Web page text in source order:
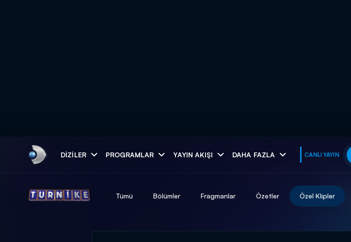
DIZILER PROGRAMLAR YAYIN AKIŞI DAHA FAZLA CANLI YAYIN
muhteşem ikili
Tümü Bölümler Fragmanlar Özetler Özel Klipler